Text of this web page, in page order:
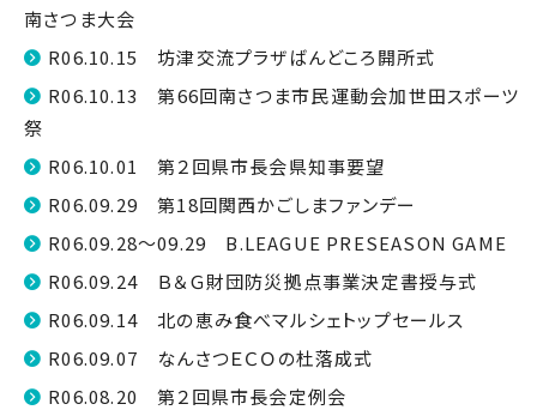
南さつま大会
R06.10.15 坊津交流プラザばんどころ開所式
R06.10.13 第66回南さつま市民運動会加世田スポーツ
祭
R06.10.01 第２回県市長会県知事要望
R06.09.29 第18回関西かごしまファンデー
R06.09.28～09.29 B.LEAGUE PRESEASON GAME
R06.09.24 Ｂ＆Ｇ財団防災拠点事業決定書授与式
R06.09.14 北の恵み食べマルシェトップセールス
R06.09.07 なんさつＥＣＯの杜落成式
R06.08.20 第２回県市長会定例会